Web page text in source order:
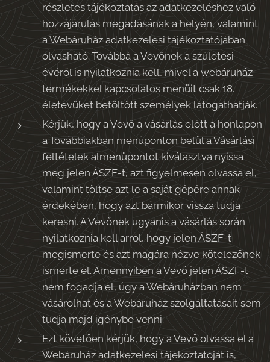
részletes tájékoztatás az adatkezeléshez való
hozzájárulás megadásának a helyén, valamint
a Webáruház adatkezelési tájékoztatójában
olvasható. Továbbá a Vevőnek a születési
évéről is nyilatkoznia kell, mivel a webáruház
termékekkel kapcsolatos menüit csak 18.
életévüket betöltött személyek látogathatják.
Kérjük, hogy a Vevő a vásárlás előtt a honlapon
a Továbbiakban menüponton belül a Vásárlási
feltételek almenüpontot kiválasztva nyissa
meg jelen ÁSZF-t, azt figyelmesen olvassa el,
valamint töltse azt le a saját gépére annak
érdekében, hogy azt bármikor vissza tudja
keresni. A Vevőnek ugyanis a vásárlás során
nyilatkoznia kell arról, hogy jelen ÁSZF-t
megismerte és azt magára nézve kötelezőnek
ismerte el. Amennyiben a Vevő jelen ÁSZF-t
nem fogadja el, úgy a Webáruházban nem
vásárolhat és a Webáruház szolgáltatásait sem
tudja majd igénybe venni.
Ezt követően kérjük, hogy a Vevő olvassa el a
Webáruház adatkezelési tájékoztatóját is,